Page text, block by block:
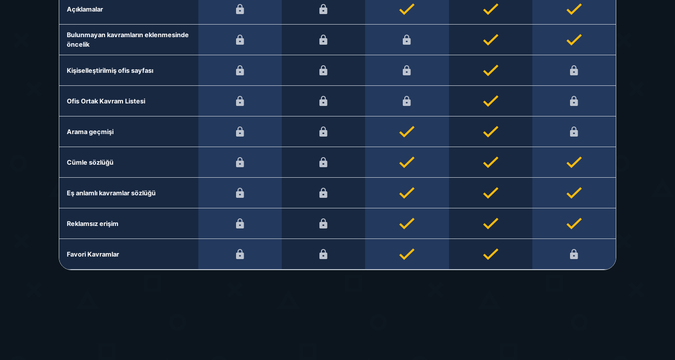
Açıklamalar
Bulunmayan kavramların eklenmesinde
öncelik
Kişiselleştirilmiş ofis sayfası
Ofis Ortak Kavram Listesi
Arama geçmişi
Cümle sözlüğü
Eş anlamlı kavramlar sözlüğü
Reklamsız erişim
Favori Kavramlar